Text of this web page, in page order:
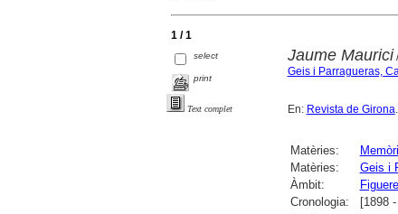
1 / 1
select
print
Text complet
Jaume Maurici/
Geis i Parragueras,
En: Revista de Girona
Matèries:
Matèries:
Geis i
Àmbit:
Cronologia:
[1898